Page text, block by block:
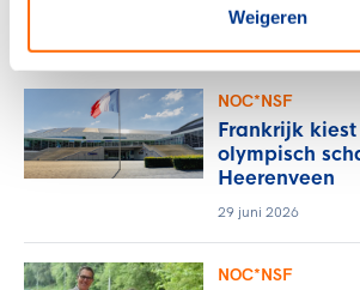
Weigeren
NOC*NSF
Frankrijk
olympisch
Heerenveen
29 juni 2026
NOC*NSF